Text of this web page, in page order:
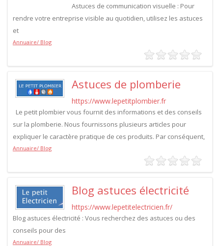
Astuces de communication visuelle : Pour
rendre votre entreprise visible au quotidien, utilisez les astuces
et
Annuaire/ Blog
Astuces de plomberie
https://www.lepetitplombier.fr
Le petit plombier vous fournit des informations et des conseils
sur la plomberie. Nous fournissons plusieurs articles pour
expliquer le caractère pratique de ces produits. Par conséquent,
Annuaire/ Blog
Blog astuces électricité
https://www.lepetitelectricien.fr/
Blog astuces électricité : Vous recherchez des astuces ou des
conseils pour des
Annuaire/ Blog